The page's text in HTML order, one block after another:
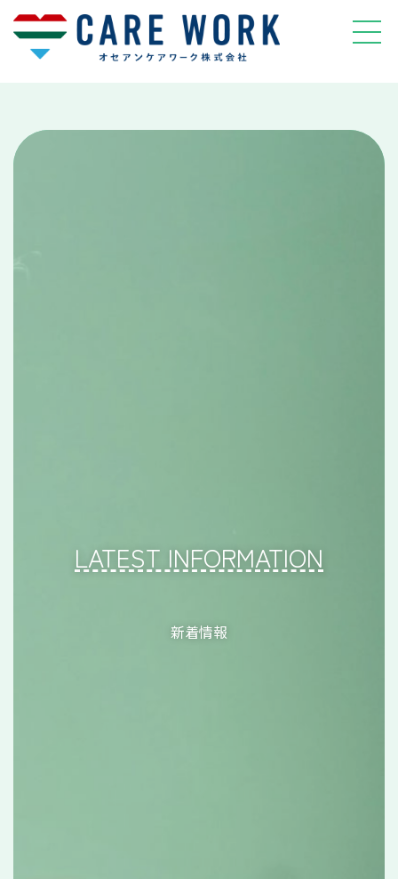
LATEST INFORMATION
新着情報